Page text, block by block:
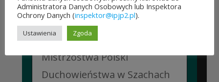
Collegium Marianum w
Pelplinie odbyły się
Jubileuszowe XXV
Mistrzostwa Polski
Duchowieństwa w Szachach
Administratora Danych Osobowych lub Inspektora
Ochrony Danych (inspektor@ipjp2.pl).
Ustawienia Zgoda